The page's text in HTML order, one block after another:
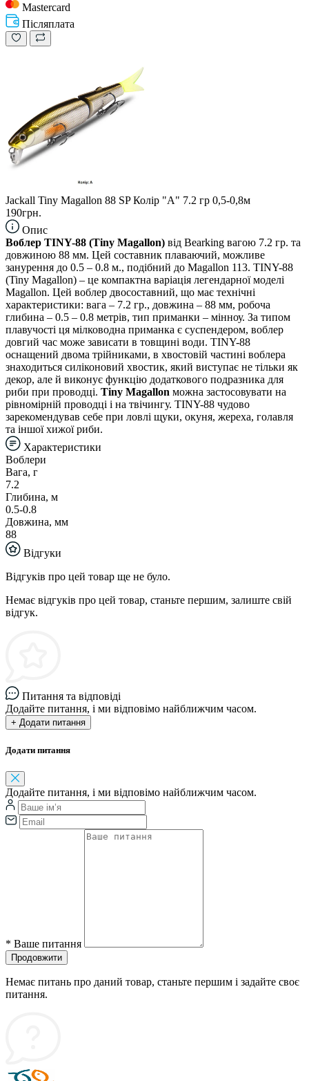
Mastercard
Післяплата
Jackall Tiny Magallon 88 SP Колір "A" 7.2 гр 0,5-0,8м
190грн.
Опис
Воблер TINY-88 (Tiny Magallon) від Bearking вагою 7.2 гр. та
довжиною 88 мм. Цей составник плаваючий, можливе
занурення до 0.5 – 0.8 м., подібний до Magallon 113. TINY-88
(Tiny Magallon) – це компактна варіація легендарної моделі
Magallon. Цей воблер двосоставний, що має технічні
характеристики: вага – 7.2 гр., довжина – 88 мм, робоча
глибина – 0.5 – 0.8 метрів, тип приманки – мінноу. За типом
плавучості ця мілководна приманка є суспендером, воблер
довгий час може зависати в товщині води. TINY-88
оснащений двома трійниками, в хвостовій частині воблера
знаходиться силіконовий хвостик, який виступає не тільки як
декор, але й виконує функцію додаткового подразника для
риби при проводці. Tiny Magallon можна застосовувати на
рівномірній проводці і на твічингу. TINY-88 чудово
зарекомендував себе при ловлі щуки, окуня, жереха, голавля
та іншої хижої риби.
Характеристики
Воблери
Вага, г
7.2
Глибина, м
0.5-0.8
Довжина, мм
88
Відгуки
Відгуків про цей товар ще не було.
Немає відгуків про цей товар, станьте першим, залиште свій
відгук.
Питання та відповіді
Додайте питання, і ми відповімо найближчим часом.
+ Додати питання
Додати питання
Додайте питання, і ми відповімо найближчим часом.
* Ваше питання
Продовжити
Немає питань про даний товар, станьте першим і задайте своє
питання.